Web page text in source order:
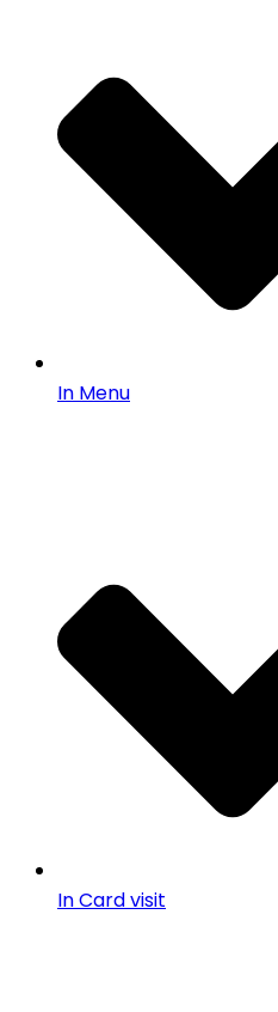
In Menu
In Card visit